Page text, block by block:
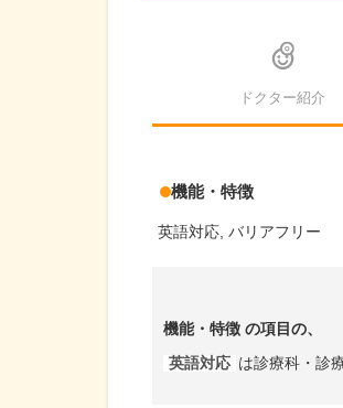
ドクター紹介
機能・特徴
英語対応 バリアフリー
機能・特徴 の項目の、
英語対応 は診療科・診